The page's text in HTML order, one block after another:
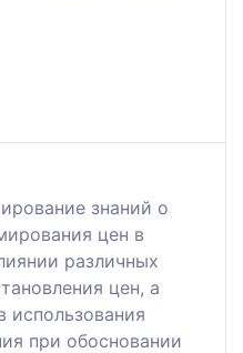
знаний о
цен в
различных
цен, а
использования
при обосновании